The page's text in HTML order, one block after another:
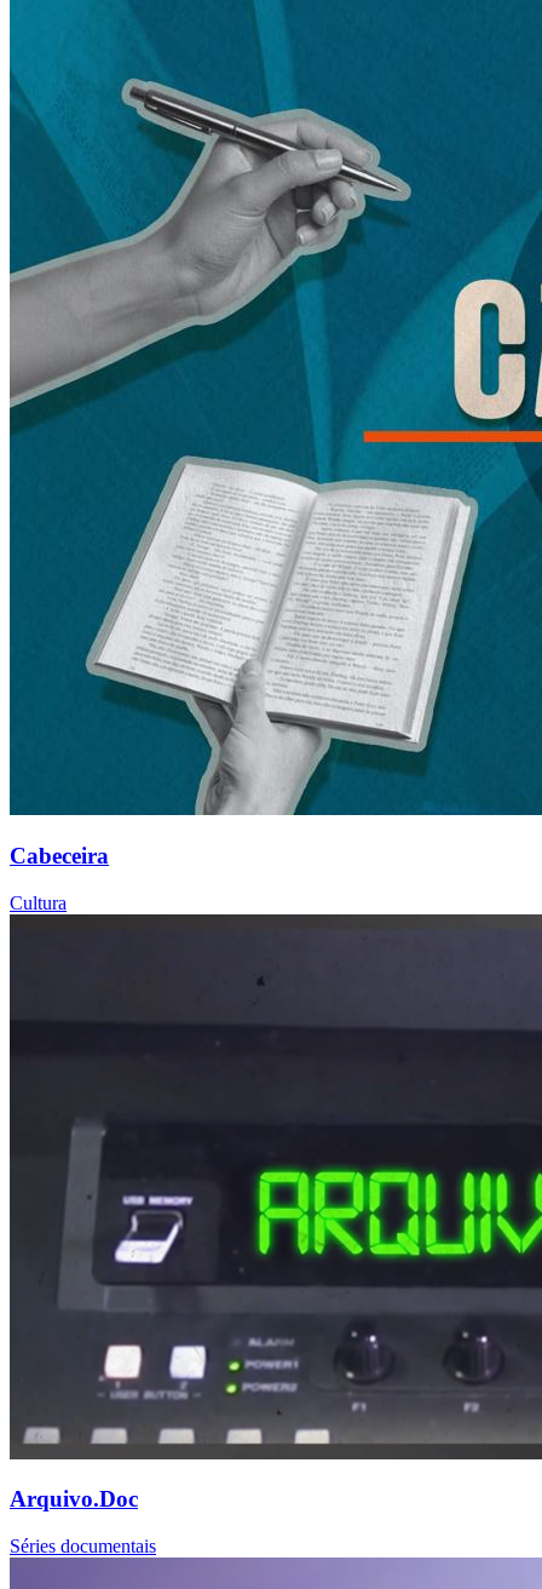
Cabeceira
Cultura
Arquivo.Doc
Séries documentais